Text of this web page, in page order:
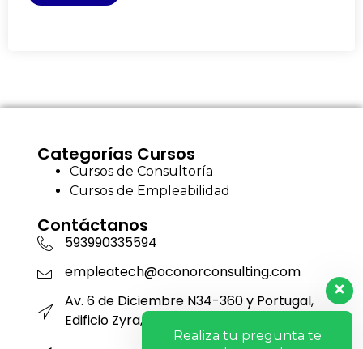
Categorías Cursos
Cursos de Consultoría
Cursos de Empleabilidad
Contáctanos
593990335594
empleatech@oconorconsulting.com
Av. 6 de Diciembre N34-360 y Portugal,
Edificio Zyra, Piso 12, Oficina 1201
Realiza tu pregunta te